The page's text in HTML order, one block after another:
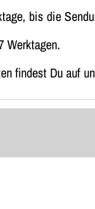
bis die
Werktagen.
findest Du auf